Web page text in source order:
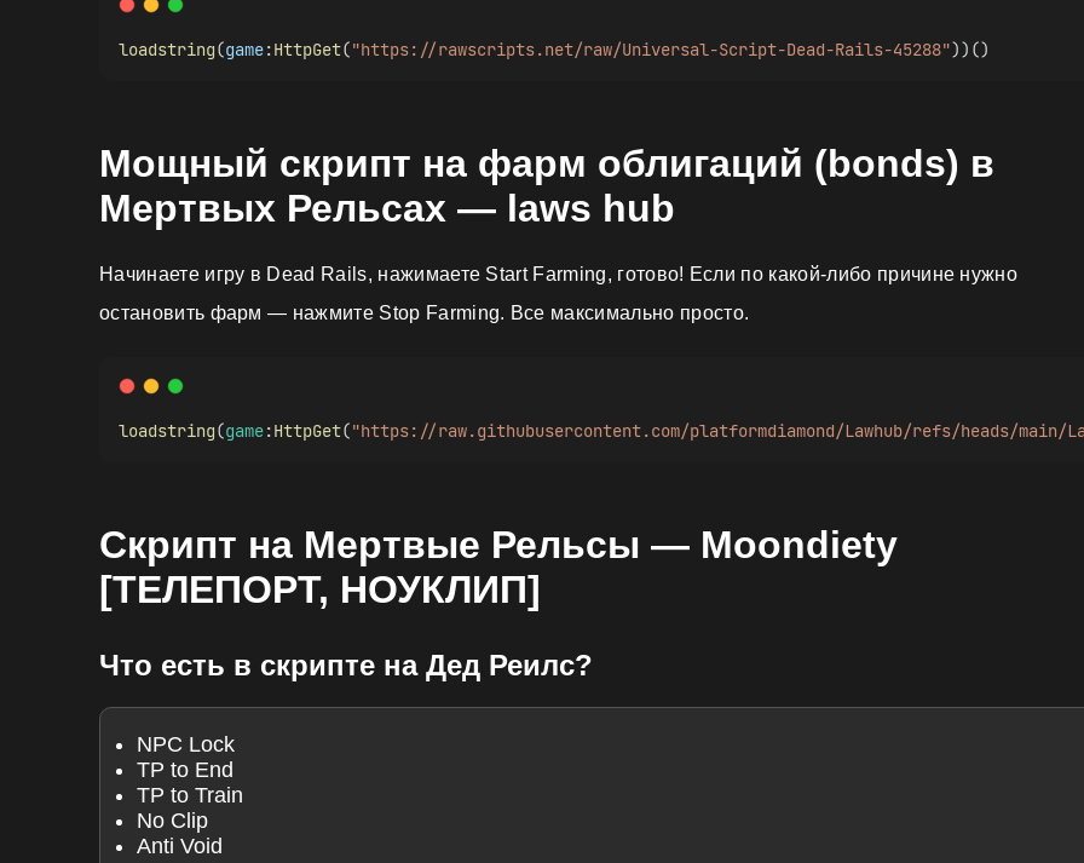
loadstring(game:HttpGet("https://rawscripts.net/raw/Universal-Script-Dead-Rails-45288"))()
Мощный скрипт на фарм облигаций (bonds) в
Мертвых Рельсах — laws hub
Начинаете игру в Dead Rails, нажимаете Start Farming, готово! Если по какой-либо причине нужно
остановить фарм — нажмите Stop Farming. Все максимально просто.
loadstring(game:HttpGet("https://raw.githubusercontent.com/platformdiamond/Lawhub/refs/heads/main/
Скрипт на Мертвые Рельсы — Moondiety
[ТЕЛЕПОРТ, НОУКЛИП]
Что есть в скрипте на Дед Реилс?
NPC Lock
TP to End
TP to Train
No Clip
Anti Void